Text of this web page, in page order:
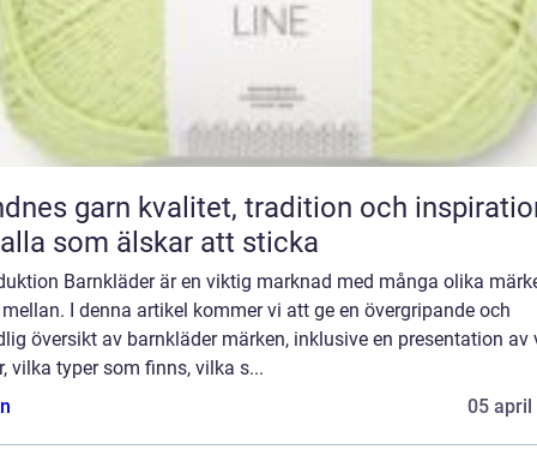
kvalitet, tradition och inspiration
som älskar att sticka
Barnkläder är en viktig marknad med många olika
I denna artikel kommer vi att ge en övergripande och
översikt av barnkläder märken, inklusive en presentation av
vilka typer som finns, vilka s...
05 april